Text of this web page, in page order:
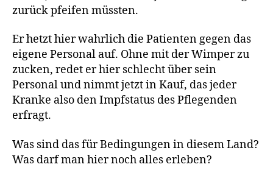
zurück pfeifen müssten.
Er hetzt hier wahrlich die Patienten gegen das
eigene Personal auf. Ohne mit der Wimper zu
zucken, redet er hier schlecht über sein
Personal und nimmt jetzt in Kauf, das jeder
Kranke also den Impfstatus des Pflegenden
erfragt.
Was sind das für Bedingungen in diesem Land?
Was darf man hier noch alles erleben?